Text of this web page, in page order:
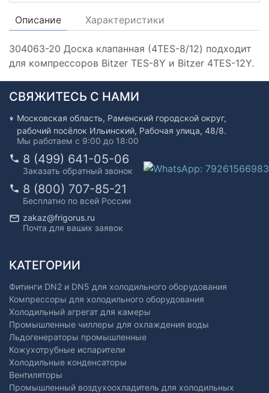
Описание Характеристики
304063-20 Доска клапанная (4TES-8/12) подходит
для компрессоров Bitzer TES-8Y и Bitzer 4TES-12Y.
СВЯЖИТЕСЬ С НАМИ
Московская область, Раменский городской округ,
рабочий посёлок Ильинский, Рабочая улица, 48/8.
Мы работаем с 9:00 до 18:00
8 (499) 641-05-06
Заказать обратный звонок
8 (800) 707-85-21
Бесплатно по всей России
zakaz@frigorus.ru
Почта для ваших заявок
КАТЕГОРИИ
Фитинги DN2 и DN5 для холодильного оборудования
Компрессоры для холодильного оборудования
Холодильный агрегат для камеры
Промышленные чиллеры для охлаждения воды
Льдогенераторы промышленные
Кожухотрубные испарители
Холодильные конденсаторы
Вентиляторы
Промышленный воздухоохладитель для холодильных